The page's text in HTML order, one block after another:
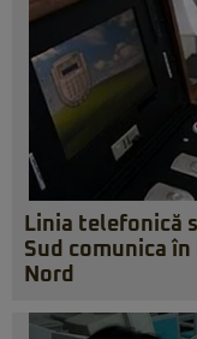
Linia telefonică
Sud comunica
Nord